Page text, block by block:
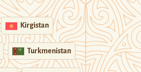
Kirgistan
Turkmenistan